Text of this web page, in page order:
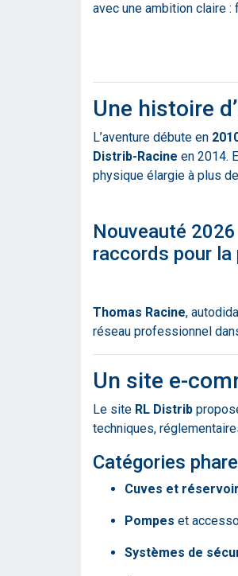
avec une ambition claire
Une histoire
L’aventure débute en
Distrib-Racine en 2014.
physique élargie à plus de
Nouveauté
raccords pour
Thomas Racine,
réseau professionnel
Un site e-
Le site RL Distrib
techniques,
Catégories
Cuves et
Pompes et
Systèmes de